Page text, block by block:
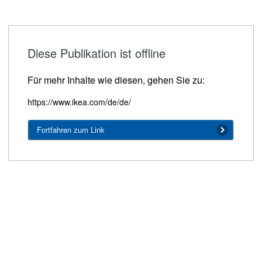
Diese Publikation ist offline
Für mehr Inhalte wie diesen, gehen Sie zu:
https://www.ikea.com/de/de/
Fortfahren zum Link